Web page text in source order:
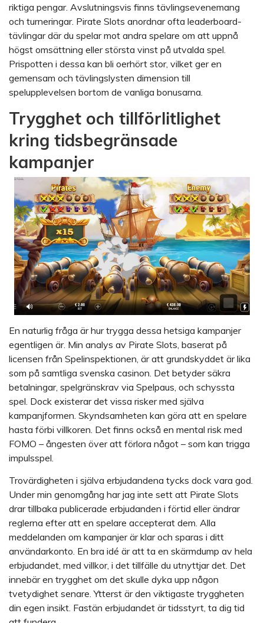
riktiga pengar. Avslutningsvis finns tävlingsevenemang
och turneringar. Pirate Slots anordnar ofta leaderboard-
tävlingar där du spelar mot andra spelare om att uppnå
högst omsättning eller största vinst på utvalda spel.
Prispotten i dessa kan bli oerhört stor, vilket ger en
gemensam och tävlingslysten dimension till
spelupplevelsen bortom de vanliga bonusarna.
Trygghet och tillförlitlighet
kring tidsbegränsade
kampanjer
En naturlig fråga är hur trygga dessa hetsiga kampanjer
egentligen är. Min analys av Pirate Slots, baserat på
licensen från Spelinspektionen, är att grundskyddet är lika
som på samtliga svenska casinon. Det betyder säkra
betalningar, spelgränskrav via Spelpaus, och schyssta
spel. Dock existerar det vissa risker med själva
kampanjformen. Skyndsamheten kan göra att en spelare
hasta förbi villkoren. Det finns också en mental risk med
FOMO – ångesten över att förlora något – som kan trigga
impulsspel.
Trovärdigheten i själva erbjudandena tycks dock vara god.
Under min genomgång har jag inte sett att Pirate Slots
drar tillbaka publicerade erbjudanden i förtid eller ändrar
reglerna efter att en spelare accepterat dem. Alla
meddelanden om kampanjer är klar och sparas i ditt
användarkonto. En bra idé är att ta en skärmdump av hela
erbjudandet, med villkor, i det tillfälle du utnyttjar det. Det
innebär en trygghet om det skulle dyka upp någon
tvetydighet senare. Ytterst är den viktigaste tryggheten
din egen insikt. Fastän erbjudandet är tidsstyrt, ta dig tid